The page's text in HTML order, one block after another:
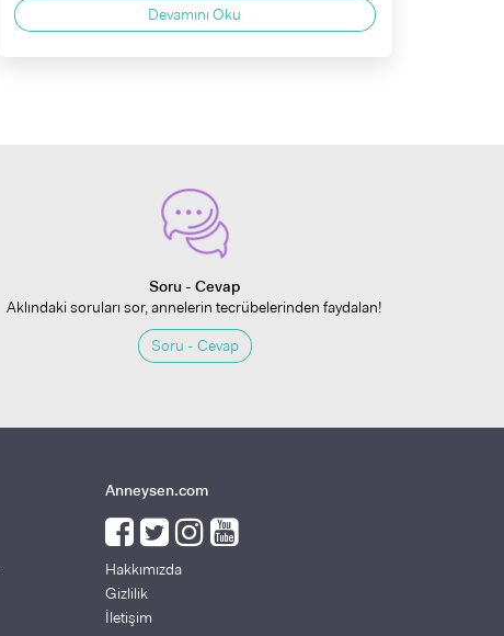
Devamını Oku
Soru - Cevap
Aklındaki soruları sor, annelerin tecrübelerinden faydalan!
Soru - Cevap
Anneysen.com
Hakkımızda
Gizlilik
İletişim